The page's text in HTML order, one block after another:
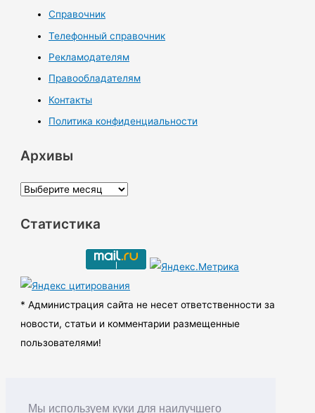
Мы используем куки для наилучшего
Справочник
Телефонный справочник
Рекламодателям
Правообладателям
Контакты
Политика конфиденциальности
Архивы
А
х
ы
Статистика
* Администрация сайта не несет ответственности за
новости, статьи и комментарии размещенные
пользователями!